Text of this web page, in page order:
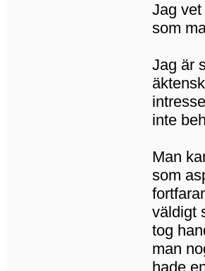
Jag
som
Jag är
inte
Man
som
väldigt
tog
man
hade